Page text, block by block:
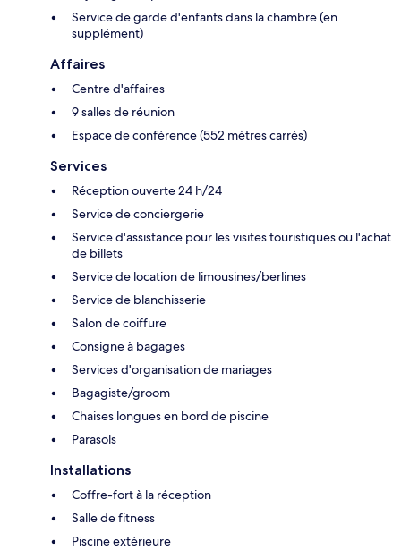
Service de garde d'enfants dans la chambre (en
supplément)
Affaires
Centre d'affaires
9 salles de réunion
Espace de conférence (552 mètres carrés)
Services
Réception ouverte 24 h/24
Service de conciergerie
Service d'assistance pour les visites touristiques ou l'achat
de billets
Service de location de limousines/berlines
Service de blanchisserie
Salon de coiffure
Consigne à bagages
Services d'organisation de mariages
Bagagiste/groom
Chaises longues en bord de piscine
Parasols
Installations
Coffre-fort à la réception
Salle de fitness
Piscine extérieure